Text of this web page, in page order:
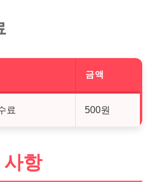
금액
료 500원
항